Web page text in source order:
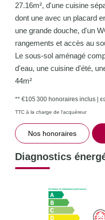
27.16m², d'une cuisine
dont une avec un placard
une grande douche, d'un
rangements et accès au
Le sous-sol aménagé
d'eau, une cuisine d'été,
44m²
** €105 300 honoraires inclus |
TTC à la charge de l'acquéreur
Nos honoraires
Diagnostics